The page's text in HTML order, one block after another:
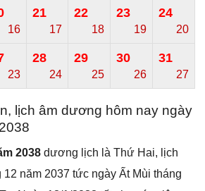
16
21
17
22
18
23
19
24
20
23
28
24
29
25
30
26
31
27
lịch âm dương hôm nay ngày
2038 dương lịch là Thứ Hai, lịch
12 năm 2037 tức ngày Ất Mùi tháng